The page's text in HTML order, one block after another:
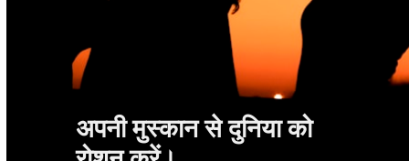
अपनी मुस्कान से दुनिया को